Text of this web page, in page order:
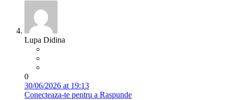
Lupa Didina
0
30/06/2026 at 19:13
Conecteaza-te pentru a Raspunde